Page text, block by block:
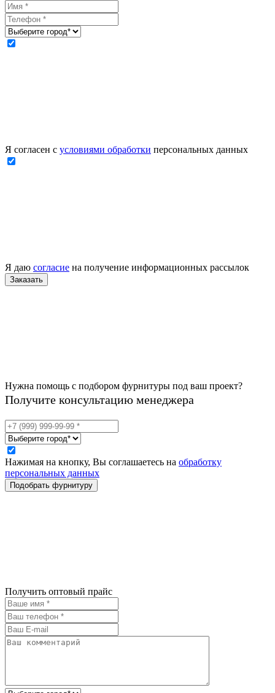
Я согласен с условиями обработки персональных данных
Я даю согласие на получение информационных рассылок
Нужна помощь с подбором фурнитуры под ваш проект?
Получите консультацию менеджера
Нажимая на кнопку, Вы соглашаетесь на обработку
персональных данных
Получить оптовый прайс